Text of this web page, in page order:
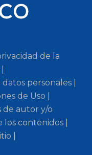
de la
personales |
de Uso |
de autor y/o
contenidos |
|